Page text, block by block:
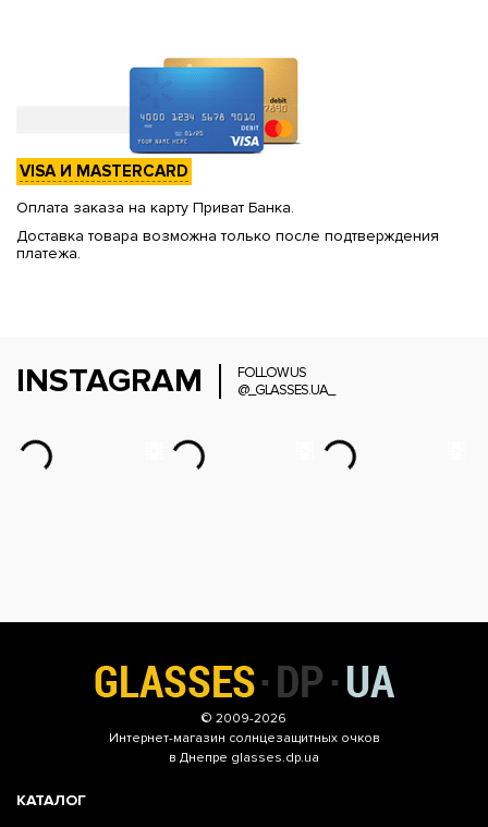
VISA И MASTERCARD
Оплата заказа на карту Приват Банка.
Доставка товара возможна только после подтверждения
платежа.
INSTAGRAM
FOLLOW US
@_GLASSES.UA_
© 2009-2026
Интернет-магазин солнцезащитных очков
в Днепре glasses.dp.ua
КАТАЛОГ